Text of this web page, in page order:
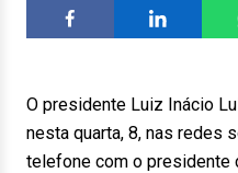
O presidente Luiz Inácio
nesta quarta, 8, nas redes
telefone com o presidente